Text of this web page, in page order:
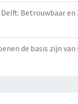
Betrouwbaar
de basis zijn